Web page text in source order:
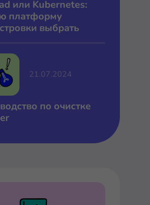
или Kubernetes:
платформу
выбрать
по очистке
21.07.2024